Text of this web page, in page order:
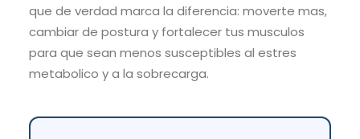
que de verdad marca la diferencia: moverte mas,
cambiar de postura y fortalecer tus musculos
para que sean menos susceptibles al estres
metabolico y a la sobrecarga.